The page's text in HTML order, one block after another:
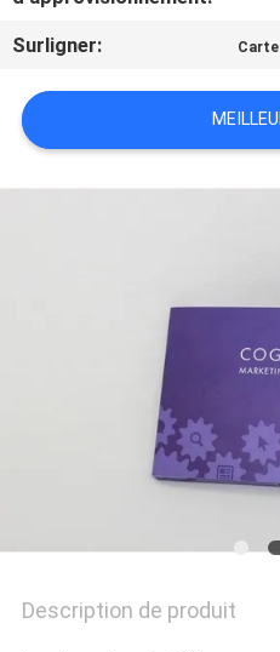
UNE
CITATION
PLAN
Surligner: Carte
Description de produit